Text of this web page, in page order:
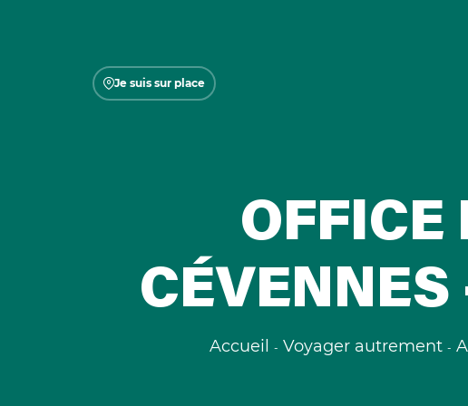
Je suis sur place
OFFICE
CÉVENNES
Accueil Voyager autrement